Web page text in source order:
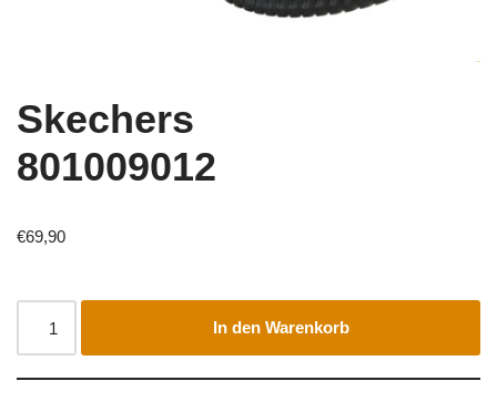
Skechers
801009012
€69,90
In den Warenkorb